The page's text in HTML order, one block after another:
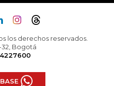
los derechos reservados.
32, Bogotá
4227600